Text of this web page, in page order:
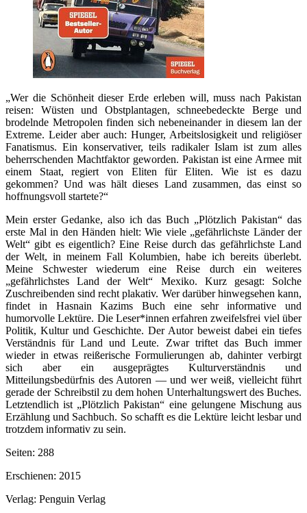
„Wer die Schönheit dieser Erde erleben will, muss nach Pakistan
reisen: Wüsten und Obstplantagen, schneebedeckte Berge und
brodelnde Metropolen finden sich nebeneinander in diesem lan der
Extreme. Leider aber auch: Hunger, Arbeitslosigkeit und religiöser
Fanatismus. Ein konservativer, teils radikaler Islam ist zum alles
beherrschenden Machtfaktor geworden. Pakistan ist eine Armee mit
einem Staat, regiert von Eliten für Eliten. Wie ist es dazu
gekommen? Und was hält dieses Land zusammen, das einst so
hoffnungsvoll startete?“
Mein erster Gedanke, also ich das Buch „Plötzlich Pakistan“ das
erste Mal in den Händen hielt: Wie viele „gefährlichste Länder der
Welt“ gibt es eigentlich? Eine Reise durch das gefährlichste Land
der Welt, in meinem Fall Kolumbien, habe ich bereits überlebt.
Meine Schwester wiederum eine Reise durch ein weiteres
„gefährlichstes Land der Welt“ Mexiko. Kurz gesagt: Solche
Zuschreibenden sind recht plakativ. Wer darüber hinwegsehen kann,
findet in Hasnain Kazims Buch eine sehr informative und
humorvolle Lektüre. Die Leser*innen erfahren zweifelsfrei viel über
Politik, Kultur und Geschichte. Der Autor beweist dabei ein tiefes
Verständnis für Land und Leute. Zwar triftet das Buch immer
wieder in etwas reißerische Formulierungen ab, dahinter verbirgt
sich aber ein ausgeprägtes Kulturverständnis und
Mitteilungsbedürfnis des Autoren — und wer weiß, vielleicht führt
gerade der Schreibstil zu dem hohen Unterhaltungswert des Buches.
Letztendlich ist „Plötzlich Pakistan“ eine gelungene Mischung aus
Erzählung und Sachbuch. So schafft es die Lektüre leicht lesbar und
trotzdem informativ zu sein.
Seiten: 288
Erschienen: 2015
Verlag: Penguin Verlag